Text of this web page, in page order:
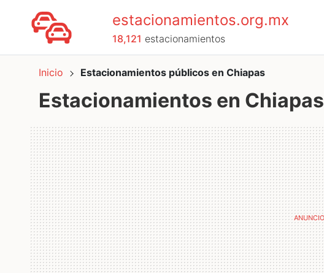
estacionamientos.org.mx
18,121 estacionamientos
Inicio Estacionamientos públicos en Chiapas
Estacionamientos en Chiapas